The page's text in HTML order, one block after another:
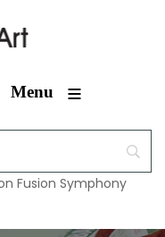
Menu ≡
Fusion Symphony